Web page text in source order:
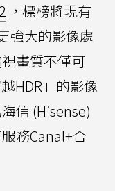
，標榜將現有
強大的影像處
畫質不僅可
HDR」的影像
信 (Hisense)
務Canal+合